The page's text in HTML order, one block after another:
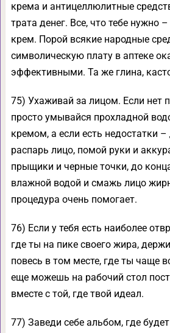
крема и антицеллюлитные
трата денег. Все, что тебе нужно
крем. Порой всякие народные
символическую плату в аптеке
эффективными. Та же глина,
75) Ухаживай за лицом. Если нет
просто умывайся прохладной
кремом, а если есть недостатки –
распарь лицо, помой руки и
прыщики и черные точки, до
влажной водой и смажь лицо
процедура очень помогает.
76) Если у тебя есть наиболее
где ты на пике своего жира,
повесь в том месте, где ты чаще
еще можешь на рабочий стол
вместе с той, где твой идеал.
77) Заведи себе альбом, где